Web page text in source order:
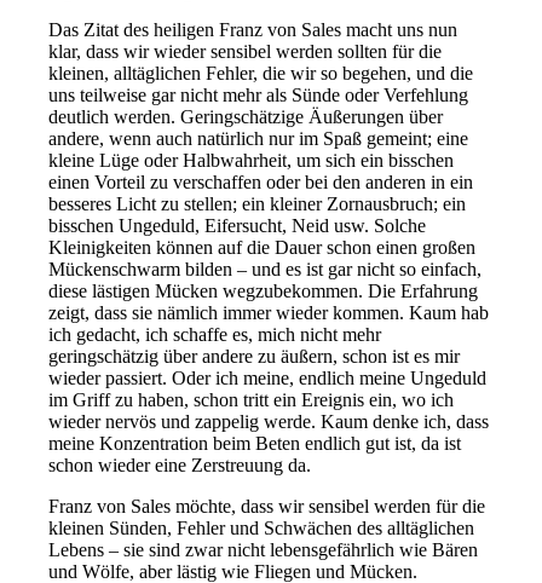
Das Zitat des heiligen Franz von Sales macht uns nun
klar, dass wir wieder sensibel werden sollten für die
kleinen, alltäglichen Fehler, die wir so begehen, und die
uns teilweise gar nicht mehr als Sünde oder Verfehlung
deutlich werden. Geringschätzige Äußerungen über
andere, wenn auch natürlich nur im Spaß gemeint; eine
kleine Lüge oder Halbwahrheit, um sich ein bisschen
einen Vorteil zu verschaffen oder bei den anderen in ein
besseres Licht zu stellen; ein kleiner Zornausbruch; ein
bisschen Ungeduld, Eifersucht, Neid usw. Solche
Kleinigkeiten können auf die Dauer schon einen großen
Mückenschwarm bilden – und es ist gar nicht so einfach,
diese lästigen Mücken wegzubekommen. Die Erfahrung
zeigt, dass sie nämlich immer wieder kommen. Kaum hab
ich gedacht, ich schaffe es, mich nicht mehr
geringschätzig über andere zu äußern, schon ist es mir
wieder passiert. Oder ich meine, endlich meine Ungeduld
im Griff zu haben, schon tritt ein Ereignis ein, wo ich
wieder nervös und zappelig werde. Kaum denke ich, dass
meine Konzentration beim Beten endlich gut ist, da ist
schon wieder eine Zerstreuung da.
Franz von Sales möchte, dass wir sensibel werden für die
kleinen Sünden, Fehler und Schwächen des alltäglichen
Lebens – sie sind zwar nicht lebensgefährlich wie Bären
und Wölfe, aber lästig wie Fliegen und Mücken.